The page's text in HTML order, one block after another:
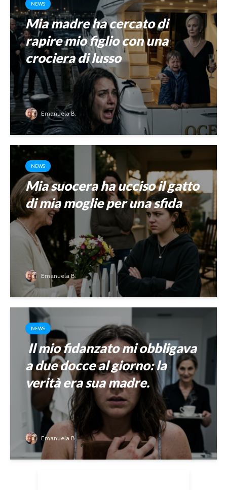
NEWS
Mia madre ha cercato di
rapire mio figlio con una
crociera di lusso
Emanuela B.
NEWS
Mia suocera ha ucciso il gatto
di mia moglie per una sfida
Emanuela B.
NEWS
Il mio fidanzato mi obbligava
a due docce al giorno: la
verità era sua madre.
Emanuela B.